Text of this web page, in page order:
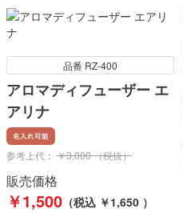
品番 RZ-400
アロマディフューザー エ
アリナ
参考上代： ￥3,000 （税抜）
販売価格
￥1,500 （税込 ￥1,650 ）